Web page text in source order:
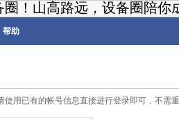
！山高路远，设备圈陪你
帮助
使用已有的帐号信息直接进行登录即可，不需